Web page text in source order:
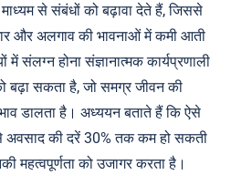
से संबंधों को बढ़ावा देते हैं, जिससे
और अलगाव की भावनाओं में कमी आती
में संलग्न होना संज्ञानात्मक कार्यप्रणाली
बढ़ा सकता है, जो समग्र जीवन की
डालता है। अध्ययन बताते हैं कि ऐसे
से अवसाद की दरें 30% तक कम हो सकती
महत्वपूर्णता को उजागर करता है।